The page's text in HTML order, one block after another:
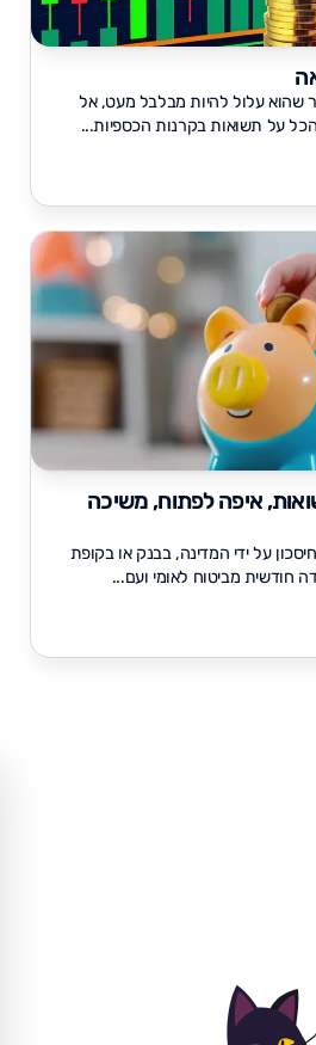
שהוא עלול להיות מבלבל מעט, אל
על תשואות בקרנות הכספיות...
איפה לפתוח, משיכה
על ידי המדינה, בבנק או בקופת
חודשית מביטוח לאומי ועם...